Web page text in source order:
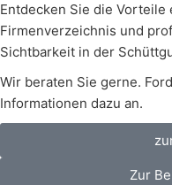
Entdecken Sie die
Firmenverzeichnis und
Sichtbarkeit in der
Wir beraten Sie gerne.
Informationen dazu an.
Zur